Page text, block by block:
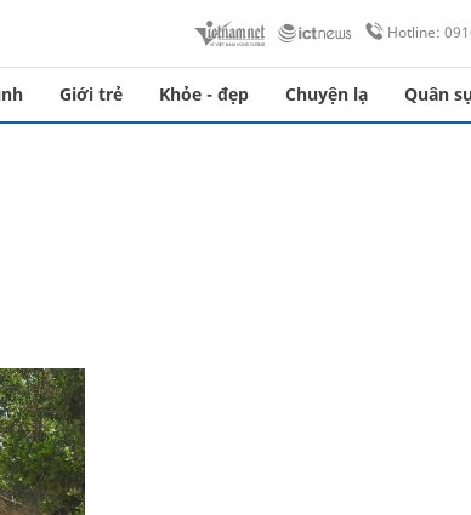
Hotline:
Giới trẻ Khỏe - đẹp Chuyện lạ Quân